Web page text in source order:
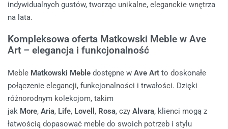
indywidualnych gustów, tworząc unikalne, eleganckie wnętrza
na lata.
Kompleksowa oferta Matkowski Meble w Ave
Art – elegancja i funkcjonalność
Meble Matkowski Meble dostępne w Ave Art to doskonałe
połączenie elegancji, funkcjonalności i trwałości. Dzięki
różnorodnym kolekcjom, takim
jak More, Aria, Life, Lovell , Rosa, czy Alvara, klienci mogą z
łatwością dopasować meble do swoich potrzeb i stylu